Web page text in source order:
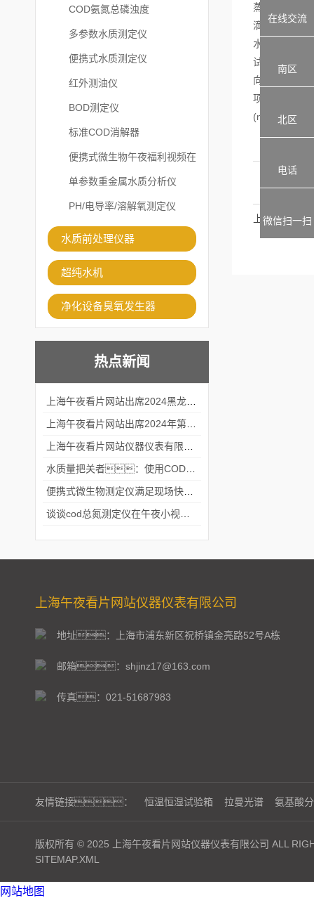
COD氨氮总磷浊度
多参数水质测定仪
便携式水质测定仪
红外测油仪
BOD测定仪
标准COD消解器
便携式微生物午夜福利视频在
线观看
单参数重金属水质分析仪
PH/电导率/溶解氧测定仪
水质前处理仪器
超纯水机
净化设备臭氧发生器
热点新闻
蒸馏水（空
滴)，加
水（空白）
试剂（二）
向）选择“
项，并确
(mg/L)
上一篇：
上海午夜看片网站仪器仪表有限公司
地址：上海市浦东新区祝桥镇金亮路52号A栋
邮箱：shjinz17@163.com
传真：021-51687983
友情链接： 恒温恒湿试验箱 拉曼光谱 氨基酸
版权所有 © 2025 上海午夜看片网站仪器仪表有限公司 ALL
SITEMAP.XML
在线交流
南区
北区
电话
微信扫一扫
网站地图